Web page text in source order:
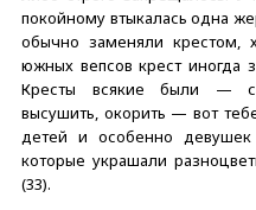
покойному втыкалась одна
обычно заменяли крестом,
южных вепсов крест иногда
Кресты всякие были —
высушить, окорить — вот
детей и особенно
которые украшали
(33).